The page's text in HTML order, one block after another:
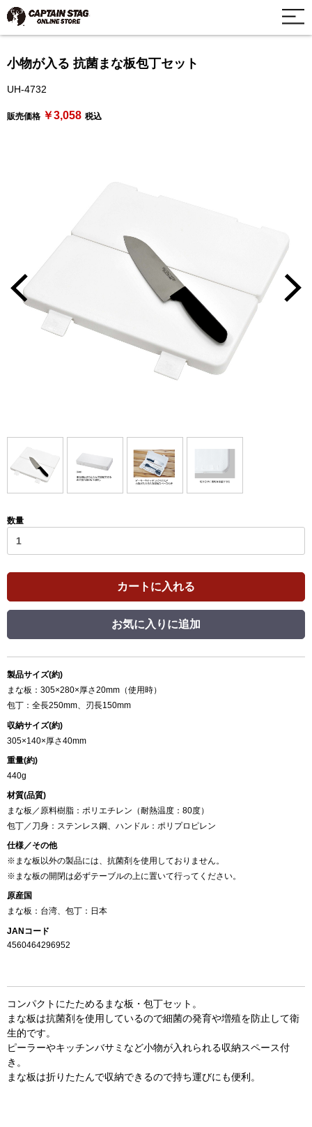
小物が入る 抗菌まな板包丁セット
UH-4732
販売価格 ￥3,058 税込
数量
カートに入れる
お気に入りに追加
製品サイズ(約)
まな板：305×280×厚さ20mm（使用時）
包丁：全長250mm、刃長150mm
収納サイズ(約)
305×140×厚さ40mm
重量(約)
440g
材質(品質)
まな板／原料樹脂：ポリエチレン（耐熱温度：80度）
包丁／刀身：ステンレス鋼、ハンドル：ポリプロピレン
仕様／その他
※まな板以外の製品には、抗菌剤を使用しておりません。
※まな板の開閉は必ずテーブルの上に置いて行ってください。
原産国
まな板：台湾、包丁：日本
JANコード
4560464296952
コンパクトにたためるまな板・包丁セット。
まな板は抗菌剤を使用しているので細菌の発育や増殖を防止して衛
生的です。
ピーラーやキッチンバサミなど小物が入れられる収納スペース付
き。
まな板は折りたたんで収納できるので持ち運びにも便利。